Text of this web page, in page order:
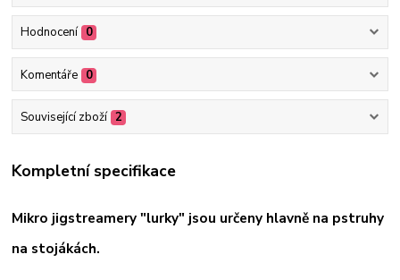
Hodnocení 0
Komentáře 0
Související zboží 2
Kompletní specifikace
Mikro jigstreamery "lurky" jsou určeny hlavně na pstruhy
na stojákách.